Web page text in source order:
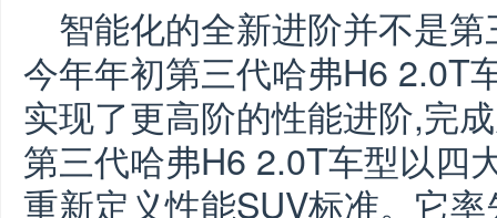
智能化的全新进阶并不是
今年年初第三代哈弗H6 2.0T
实现了更高阶的性能进阶,完
第三代哈弗H6 2.0T车型以四
重新定义性能SUV标准。它